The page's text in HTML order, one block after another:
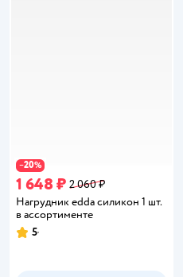
−20%
1 648 ₽ 2 060 ₽
Нагрудник edda силикон 1 шт.
в ассортименте
Рейтинг:
5